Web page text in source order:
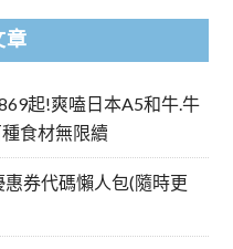
章
起!爽嗑日本A5和牛.牛
食材無限續
券代碼懶人包(隨時更